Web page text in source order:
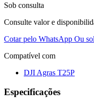
Sob consulta
Consulte valor e
Cotar pelo WhatsApp Ou
Compatível com
DJI Agras T25P
Especificações